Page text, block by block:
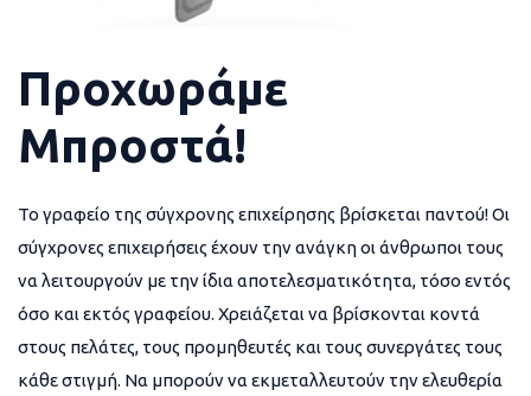
Προχωράμε
Μπροστά!
Το γραφείο της σύγχρονης επιχείρησης βρίσκεται παντού! Οι
σύγχρονες επιχειρήσεις έχουν την ανάγκη οι άνθρωποι τους
να λειτουργούν με την ίδια αποτελεσματικότητα, τόσο εντός
όσο και εκτός γραφείου. Χρειάζεται να βρίσκονται κοντά
στους πελάτες, τους προμηθευτές και τους συνεργάτες τους
κάθε στιγμή. Να μπορούν να εκμεταλλευτούν την ελευθερία